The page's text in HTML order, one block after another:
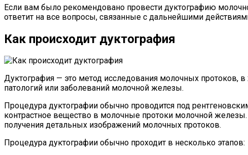
Если вам было рекомендовано провести дуктографию
ответит на все вопросы, связанные с дальнейшими
Как происходит дуктография
Дуктография — это метод исследования молочных протоков,
патологий или заболеваний молочной железы.
Процедура дуктографии обычно проводится под
контрастное вещество в молочные протоки молочной
получения детальных изображений молочных протоков.
Процедура дуктографии обычно проходит в несколько этапов: